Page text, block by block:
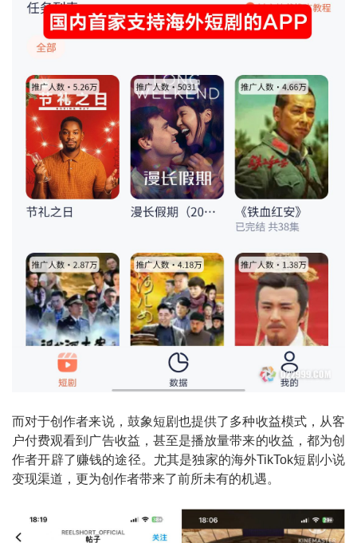
而对于创作者来说，鼓象短剧也提供了多种收益模式，从客
户付费观看到广告收益，甚至是播放量带来的收益，都为创
作者开辟了赚钱的途径。尤其是独家的海外TikTok短剧小说
变现渠道，更为创作者带来了前所未有的机遇。